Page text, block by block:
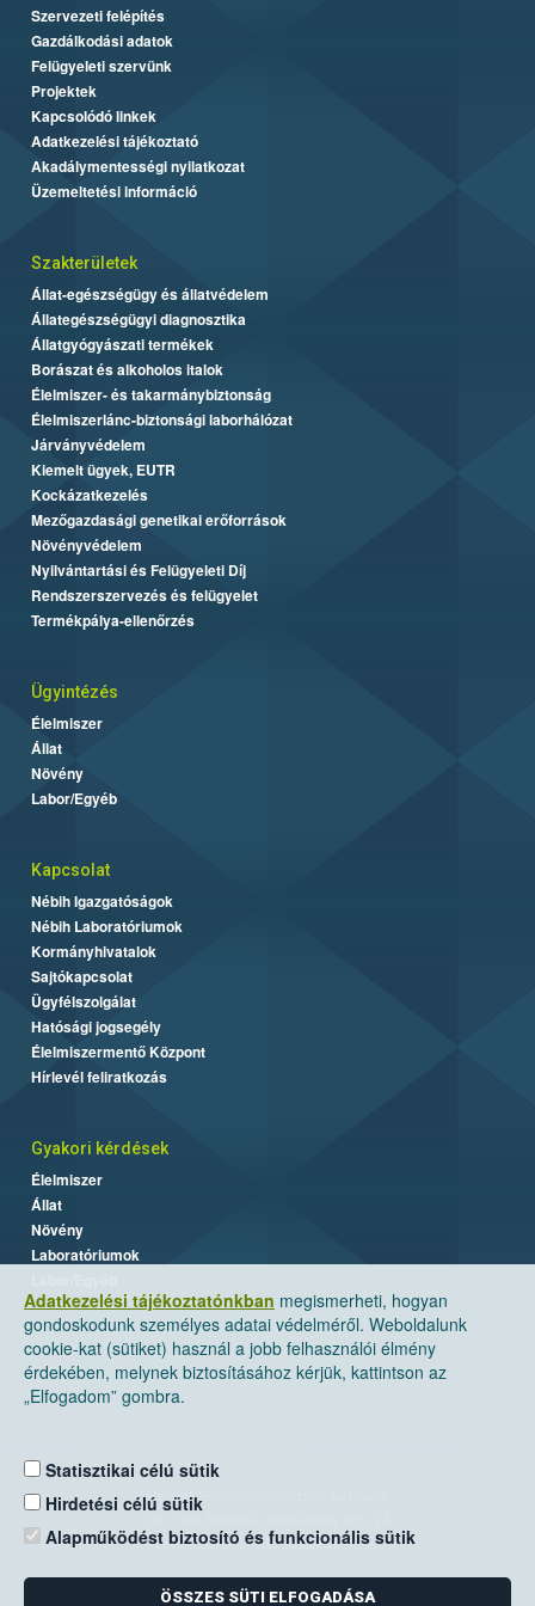
Adatkezelési tájékoztatónkban megismerheti, hogyan
gondoskodunk személyes adatai védelméről. Weboldalunk
cookie-kat (sütiket) használ a jobb felhasználói élmény
érdekében, melynek biztosításához kérjük, kattintson az
„Elfogadom” gombra.
Statisztikai célú sütik
Hirdetési célú sütik
Alapműködést biztosító és funkcionális sütik
ÖSSZES SÜTI ELFOGADÁSA
Szervezeti felépítés
Gazdálkodási adatok
Felügyeleti szervünk
Projektek
Kapcsolódó linkek
Adatkezelési tájékoztató
Akadálymentességi nyilatkozat
Üzemeltetési információ
Szakterületek
Állat-egészségügy és állatvédelem
Állategészségügyi diagnosztika
Állatgyógyászati termékek
Borászat és alkoholos italok
Élelmiszer- és takarmánybiztonság
Élelmiszerlánc-biztonsági laborhálózat
Járványvédelem
Kiemelt ügyek, EUTR
Kockázatkezelés
Mezőgazdasági genetikai erőforrások
Növényvédelem
Nyilvántartási és Felügyeleti Díj
Rendszerszervezés és felügyelet
Termékpálya-ellenőrzés
Ügyintézés
Élelmiszer
Állat
Növény
Labor/Egyéb
Kapcsolat
Nébih Igazgatóságok
Nébih Laboratóriumok
Kormányhivatalok
Sajtókapcsolat
Ügyfélszolgálat
Hatósági jogsegély
Élelmiszermentő Központ
Hírlevél feliratkozás
Gyakori kérdések
Élelmiszer
Állat
Növény
Laboratóriumok
Nemzeti Élelmiszerlánc-biztonsági Hivatal
Levelezési cím: 1525 Budapest. Pf. 30.